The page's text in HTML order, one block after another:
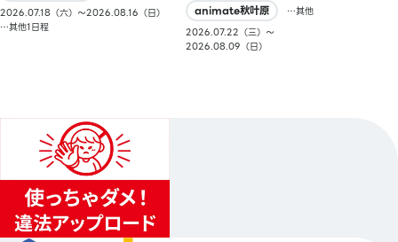
2026.07.18（六）〜2026.08.16（日）
…其他1日程
animate秋叶原
…其他
2026.07.22（三）〜
2026.08.09（日）